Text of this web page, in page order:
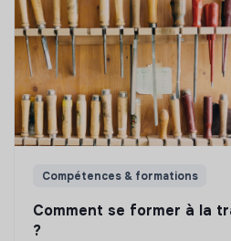
Compétences & formations
Comment se former à la
?